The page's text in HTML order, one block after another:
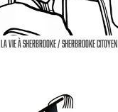
La vie à Sherbrooke / Sherbrooke citoyen